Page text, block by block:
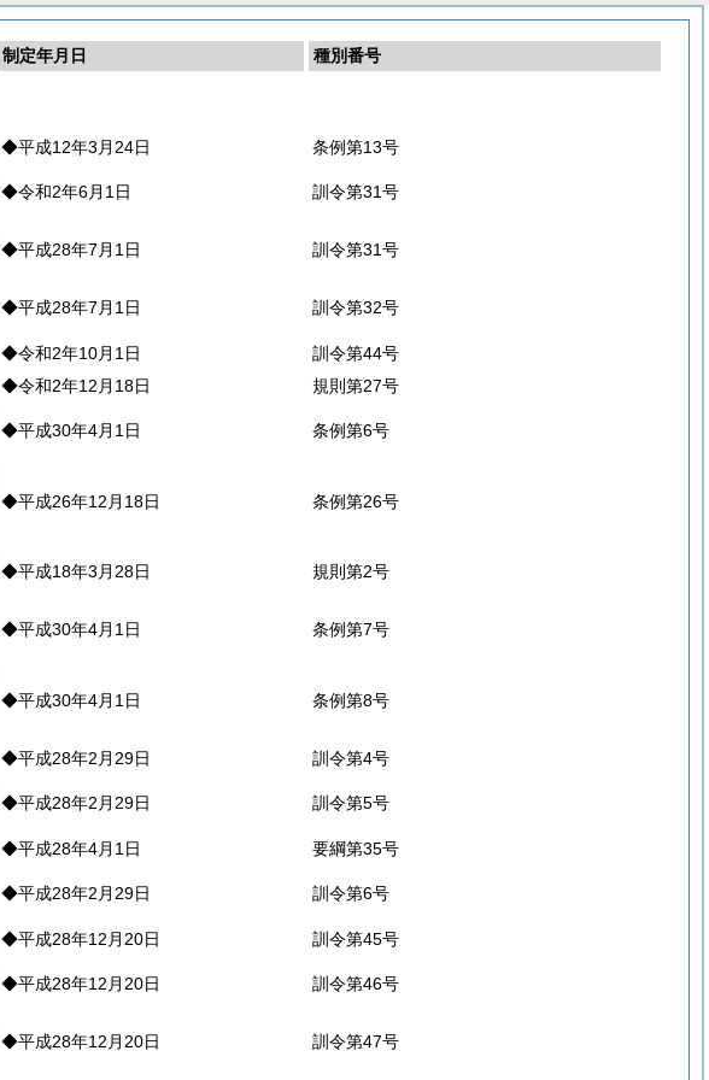
制定年月日
種別番号
◆平成12年3月24日
条例第13号
◆令和2年6月1日 訓令第31号
◆平成28年7月1日 訓令第31号
◆平成28年7月1日 訓令第32号
◆令和2年10月1日
訓令第44号
◆令和2年12月18日
規則第27号
◆平成30年4月1日 条例第6号
◆平成26年12月18日 条例第26号
◆平成18年3月28日 規則第2号
◆平成30年4月1日 条例第7号
◆平成30年4月1日 条例第8号
◆平成28年2月29日
訓令第4号
◆平成28年2月29日 訓令第5号
◆平成28年4月1日
要綱第35号
◆平成28年2月29日 訓令第6号
◆平成28年12月20日
訓令第45号
◆平成28年12月20日 訓令第46号
◆平成28年12月20日 訓令第47号